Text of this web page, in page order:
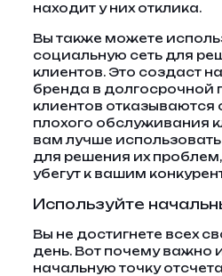
находит у них отклика.
Вы также можете
социальную сеть для
клиентов. Это создаст
бренда в долгосрочной
клиентов отказываются
плохого обслуживания
вам лучше
для решения их
убегут к вашим
Используйте
Вы не достигнете всех
день. Вот почему важно
начальную точку